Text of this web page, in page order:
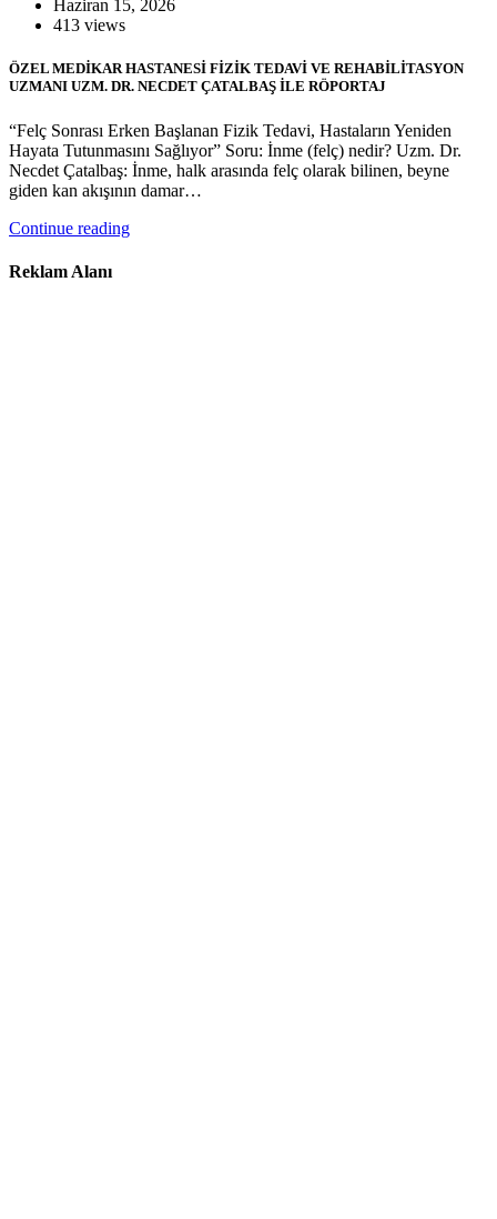
Haziran 15, 2026
413 views
ÖZEL MEDİKAR HASTANESİ FİZİK TEDAVİ VE REHABİLİTASYON
UZMANI UZM. DR. NECDET ÇATALBAŞ İLE RÖPORTAJ
“Felç Sonrası Erken Başlanan Fizik Tedavi, Hastaların Yeniden
Hayata Tutunmasını Sağlıyor” Soru: İnme (felç) nedir? Uzm. Dr.
Necdet Çatalbaş: İnme, halk arasında felç olarak bilinen, beyne
giden kan akışının damar…
Continue reading
Reklam Alanı